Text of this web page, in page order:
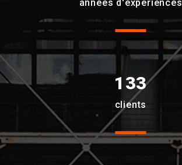
années d'experiences
133
clients